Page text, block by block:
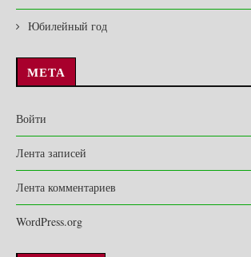
Юбилейный год
МЕТА
Войти
Лента записей
Лента комментариев
WordPress.org